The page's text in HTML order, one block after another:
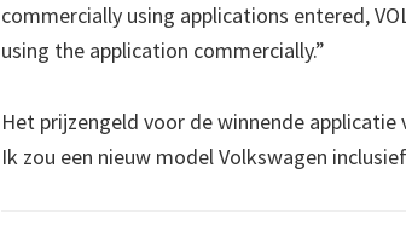
commercially using applications entered,
using the application commercially.”
Het prijzengeld voor de winnende
Ik zou een nieuw model Volkswagen